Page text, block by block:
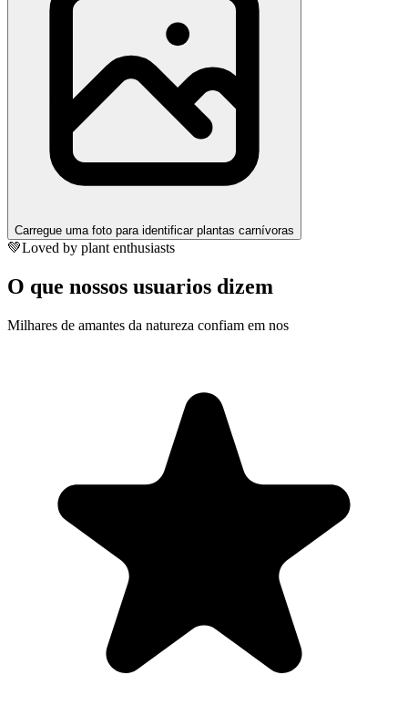
Carregue uma foto para identificar plantas carnívoras
💚Loved by plant enthusiasts
O que nossos usuarios dizem
Milhares de amantes da natureza confiam em nos